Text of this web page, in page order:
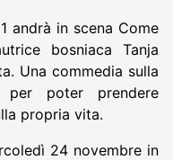
andrà in scena Come
bosniaca Tanja
Una commedia sulla
per poter prendere
propria vita.
24 novembre in